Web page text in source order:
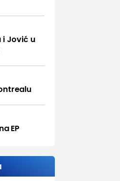
i Jović u
EP